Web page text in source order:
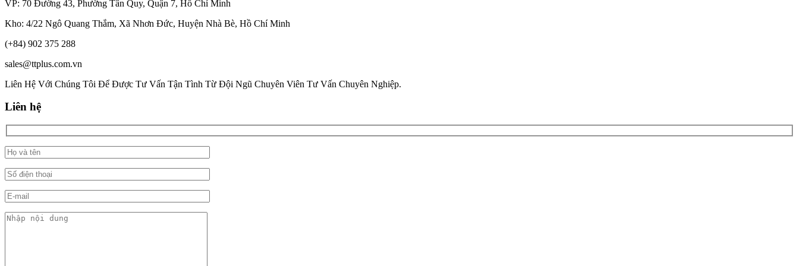
VP: 70 Đường 43, Phường Tân Quy, Quận 7, Hồ Chí Minh
Kho: 4/22 Ngô Quang Thắm, Xã Nhơn Đức, Huyện Nhà Bè, Hồ Chí Minh
(+84) 902 375 288
sales@ttplus.com.vn
Liên Hệ Với Chúng Tôi Để Được Tư Vấn Tận Tình Từ Đội Ngũ Chuyên Viên Tư Vấn Chuyên Nghiệp.
Liên hệ